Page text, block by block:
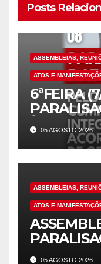
Posts
ASSEMBLEIAS,
ATOS E
6ªFEIRA
À LUTA!
05 AGOSTO 2026
ASSEMBLEIAS,
ATOS E
(7/8)!
05 AGOSTO 2026